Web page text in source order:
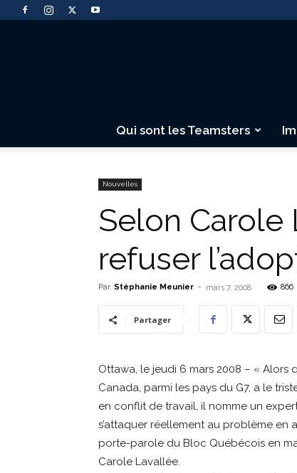
Qui sont les Teamsters
Nouvelles
Selon
refuser
Par Stéphanie Meunier - mars 7, 2008 866
Partager
Ottawa, le jeudi 6 mars 2008 – «
Canada, parmi les pays du G7, a le
en conflit de travail, il nomme un
s’attaquer réellement au problème
porte-parole du Bloc Québécois en
Carole Lavallée.